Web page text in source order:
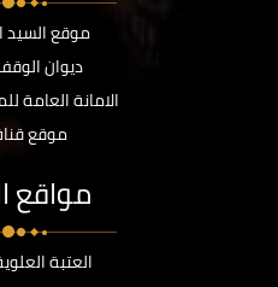
موقع السيد
ديوان
الامانة العامة
موقع
مواقع
العتبة